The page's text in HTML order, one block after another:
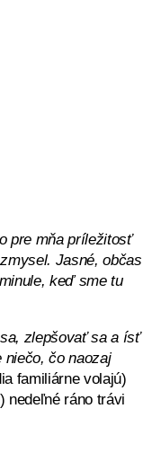
pre mňa príležitosť
Jasné, občas
keď sme tu
zlepšovať sa a ísť
niečo, čo naozaj
familiárne volajú)
nedeľné ráno trávi